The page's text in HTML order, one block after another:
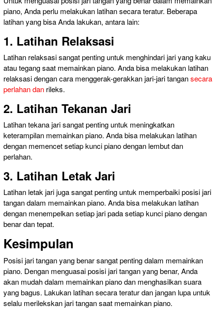
piano, Anda perlu melakukan latihan secara teratur. Beberapa
latihan yang bisa Anda lakukan, antara lain:
1. Latihan Relaksasi
Latihan relaksasi sangat penting untuk menghindari jari yang kaku
atau tegang saat memainkan piano. Anda bisa melakukan latihan
relaksasi dengan cara menggerak-gerakkan jari-jari tangansecara
perlahan dan rileks.
2. Latihan Tekanan Jari
Latihan tekana jari sangat penting untuk meningkatkan
keterampilan memainkan piano. Anda bisa melakukan latihan
dengan memencet setiap kunci piano dengan lembut dan
perlahan.
3. Latihan Letak Jari
Latihan letak jari juga sangat penting untuk memperbaiki posisi jari
tangan dalam memainkan piano. Anda bisa melakukan latihan
dengan menempelkan setiap jari pada setiap kunci piano dengan
benar dan tepat.
Kesimpulan
Posisi jari tangan yang benar sangat penting dalam memainkan
piano. Dengan menguasai posisi jari tangan yang benar, Anda
akan mudah dalam memainkan piano dan menghasilkan suara
yang bagus. Lakukan latihan secara teratur dan jangan lupa untuk
selalu merilekskan jari tangan saat memainkan piano.